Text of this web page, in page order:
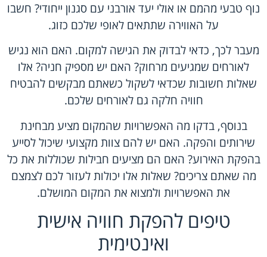
נוף טבעי מהמם או אולי יעד אורבני עם סגנון ייחודי? חשבו
על האווירה שתתאים לאופי שלכם כזוג.
מעבר לכך, כדאי לבדוק את הגישה למקום. האם הוא נגיש
לאורחים שמגיעים מרחוק? האם יש מספיק חניה? אלו
שאלות חשובות שכדאי לשקול כשאתם מבקשים להבטיח
חוויה חלקה גם לאורחים שלכם.
בנוסף, בדקו מה האפשרויות שהמקום מציע מבחינת
שירותים והפקה. האם יש להם צוות מקצועי שיכול לסייע
בהפקת האירוע? האם הם מציעים חבילות שכוללות את כל
מה שאתם צריכים? שאלות אלו יכולות לעזור לכם לצמצם
את האפשרויות ולמצוא את המקום המושלם.
טיפים להפקת חוויה אישית
ואינטימית